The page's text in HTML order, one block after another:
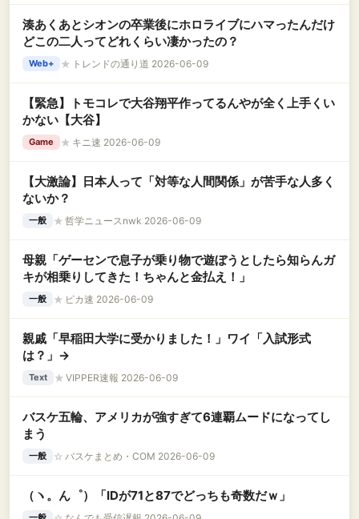
湊あくあとシオンの卒業後にホロライブにハマったんだけ
どこの二人ってどれくらい凄かったの？
Web+ ★ トレンドの通り道 2026-06-09
【緊急】トモコレで大谷翔平作ってるんやが全く上手くい
かない【大谷】
Game ★ キニ速 2026-06-09
【大激論】日本人って「対等な人間関係」が苦手な人多く
ないか？
一般 ★ 哲学ニュースnwk 2026-06-09
母親「ゲーセンで息子が乗り物で遊ぼうとしたら知らんガ
キが相乗りしてきた！ちゃんと金払え！」
一般 ★ ピカ速 2026-06-09
親戚「早稲田大学に受かりました！」ワイ「入試形式
は？」→
Text ★ VIPPER速報 2026-06-09
バスケ五輪、アメリカが強すぎて6連覇ムードになってし
まう
一般 ☆ バスケまとめ・COM 2026-06-09
（ヽ。ん゜）「IDが71と87でどっちも奇数だｗ」